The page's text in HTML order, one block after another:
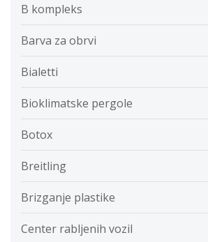
B kompleks
Barva za obrvi
Bialetti
Bioklimatske pergole
Botox
Breitling
Brizganje plastike
Center rabljenih vozil